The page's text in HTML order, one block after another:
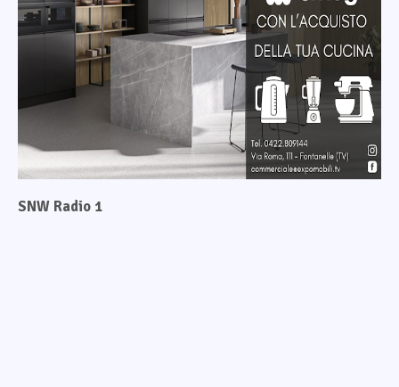
SNW Radio 1